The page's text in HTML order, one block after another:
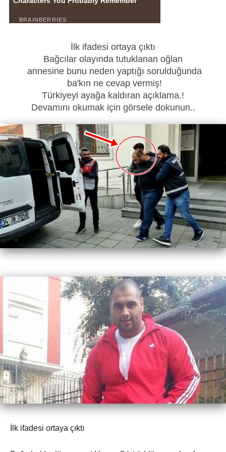
İlk ifadesi ortaya çıktı
Bağcılar olayında tutuklanan oğlan
annesine bunu neden yaptığı sorulduğunda
ba'kın ne cevap vermiş!
Türkiyeyi ayağa kaldıran açıklama.!
Devamını okumak için görsele dokunun..
İlk ifadesi ortaya çıktı